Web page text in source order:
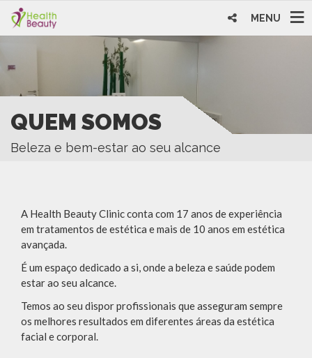
MENU
QUEM SOMOS
Beleza e bem-estar ao seu alcance
A Health Beauty Clinic conta com 17 anos de experiência
em tratamentos de estética e mais de 10 anos em estética
avançada.
É um espaço dedicado a si, onde a beleza e saúde podem
estar ao seu alcance.
Temos ao seu dispor profissionais que asseguram sempre
os melhores resultados em diferentes áreas da estética
facial e corporal.